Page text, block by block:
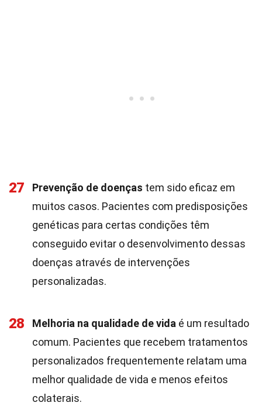
27 Prevenção de doenças tem sido eficaz em
muitos casos. Pacientes com predisposições
genéticas para certas condições têm
conseguido evitar o desenvolvimento dessas
doenças através de intervenções
personalizadas.
28 Melhoria na qualidade de vida é um resultado
comum. Pacientes que recebem tratamentos
personalizados frequentemente relatam uma
melhor qualidade de vida e menos efeitos
colaterais.